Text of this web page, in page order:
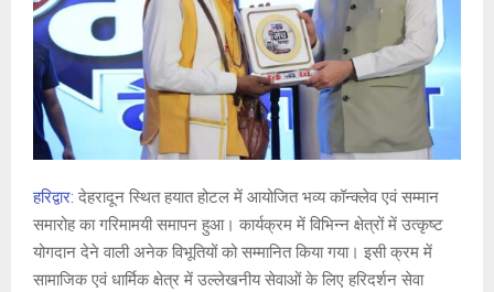
हरिद्वार: देहरादून स्थित हयात होटल में आयोजित भव्य कॉन्क्लेव एवं सम्मान
समारोह का गरिमामयी समापन हुआ। कार्यक्रम में विभिन्न क्षेत्रों में उत्कृष्ट
योगदान देने वाली अनेक विभूतियों को सम्मानित किया गया। इसी क्रम में
सामाजिक एवं धार्मिक क्षेत्र में उल्लेखनीय सेवाओं के लिए हरिदर्शन सेवा